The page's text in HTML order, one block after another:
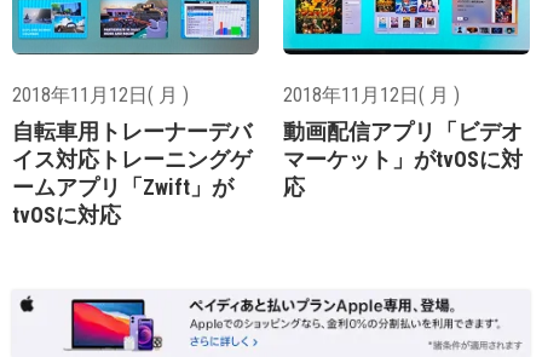
2018年11月12日( 月 )
自転車用トレーナーデバ
イス対応トレーニングゲ
ームアプリ「Zwift」が
tvOSに対応
2018年11月12日( 月 )
動画配信アプリ「ビデオ
マーケット」がtvOSに対
応